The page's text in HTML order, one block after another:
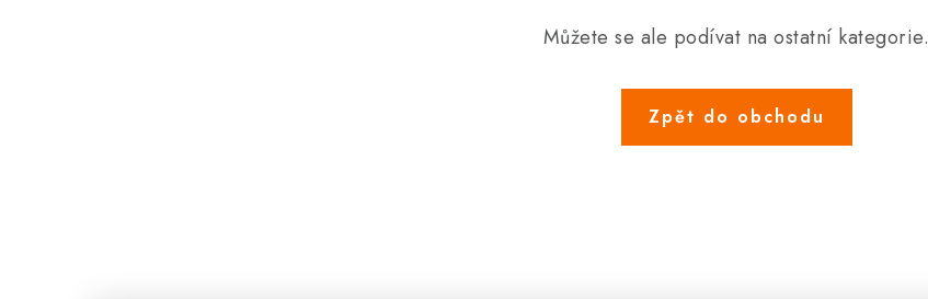
Můžete se ale podívat na ostatní kategorie.
Zpět do obchodu